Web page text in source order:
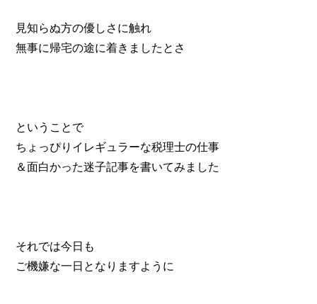
見知らぬ方の優しさに触れ
無事に帰宅の途に着きましたとさ
ということで
ちょっぴりイレギュラーな税理士の仕事
＆面白かった迷子記事を書いてみました
それでは今日も
ご機嫌な一日となりますように